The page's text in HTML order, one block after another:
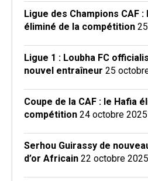
Ligue des Champions CAF :
éliminé de la compétition
Ligue 1 : Loubha FC
nouvel entraîneur 25
Coupe de la CAF : le Hafia
compétition 24 octobre 2025
Serhou Guirassy de
d’or Africain 22 octobre 2025